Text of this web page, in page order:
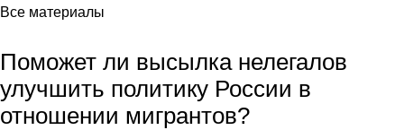
Все материалы
Поможет ли высылка нелегалов
улучшить политику России в
отношении мигрантов?